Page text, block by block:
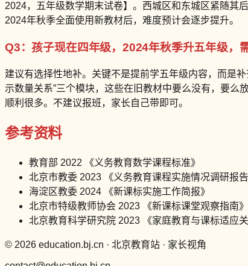
2024，五年级数学期末试卷】。西城区和东城区紧随其
2024年秋季全面使用新教材后，难度预计会逐步提升。
Q3：孩子现在四年级，2024年秋季升五年级，
建议有选择性地补。关键不是提前学五年级内容，而是
示数量关系”三个模块，这些在旧教材中要么没有，要
顺利很多。不建议报班，家长自己带即可。
参考资料
教育部 2022 《义务教育数学课程标准》
北京市教委 2023 《义务教育课程实施情况调研报告
海淀区教委 2024 《新课标实施工作简报》
北京市特级教师协会 2023 《新课标课堂观察指南》
北京教育科学研究院 2023 《家庭教育与课标适应关
© 2026 education.bj.cn · 北京教育站 · 家长视角